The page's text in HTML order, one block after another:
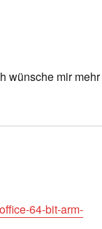
wünsche mir mehr
64-bit-arm-